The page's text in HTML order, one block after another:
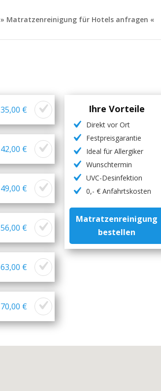
» Matratzenreinigung für Hotels anfragen «
35,00 €
42,00 €
49,00 €
56,00 €
63,00 €
70,00 €
Ihre Vorteile
Direkt vor Ort
Festpreisgarantie
Ideal für Allergiker
Wunschtermin
UVC-Desinfektion
0,- € Anfahrtskosten
Matratzenreinigung
bestellen